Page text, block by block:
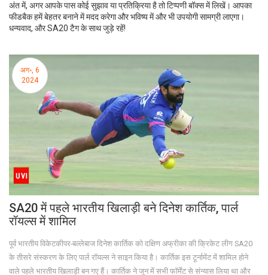
अंत में, अगर आपके पास कोई सुझाव या प्रतिक्रिया है तो टिप्पणी बॉक्स में लिखें। आपका
फीडबैक हमें बेहतर बनाने में मदद करेगा और भविष्य में और भी उपयोगी सामग्री लाएगा।
धन्यवाद, और SA20 टैग के साथ जुड़े रहें!
अग॰, 6
2024
SA20 में पहले भारतीय खिलाड़ी बने दिनेश कार्तिक, पार्ल
रॉयल्स में शामिल
पूर्व भारतीय विकेटकीपर-बल्लेबाज दिनेश कार्तिक को दक्षिण अफ्रीका की क्रिकेट लीग SA20
के तीसरे संस्करण के लिए पार्ल रॉयल्स ने साइन किया है। कार्तिक इस टूर्नामेंट में शामिल होने
वाले पहले भारतीय खिलाड़ी बन गए हैं। कार्तिक ने जून में सभी फॉर्मेट से संन्यास लिया था और